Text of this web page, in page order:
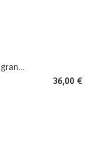
36,00 €